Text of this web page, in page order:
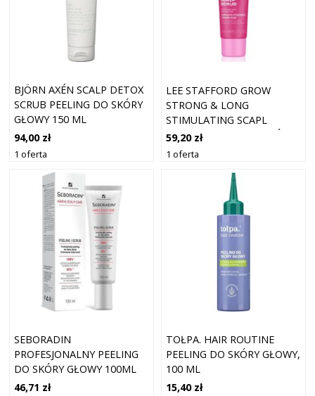
BJÖRN AXÉN SCALP DETOX
SCRUB PEELING DO SKÓRY
GŁOWY 150 ML
94,00 zł
1 oferta
LEE STAFFORD GROW
STRONG & LONG
STIMULATING SCAPL
SCRUB PEELING DO SKÓRY
GŁOWY PRODUKT
59,20 zł
1 oferta
SEBORADIN
PROFESJONALNY PEELING
DO SKÓRY GŁOWY 100ML
46,71 zł
TOŁPA. HAIR ROUTINE
PEELING DO SKÓRY GŁOWY,
100 ML
15,40 zł